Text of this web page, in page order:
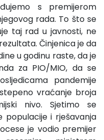
s premijerom
rada. To što se
taj rad u javnosti, ne
Činjenica je da
u godinu raste, da je
za PIO/MIO, da se
pandemije
vraćanje broja
nivo. Sjetimo se
i rješavanja
je vodio premijer